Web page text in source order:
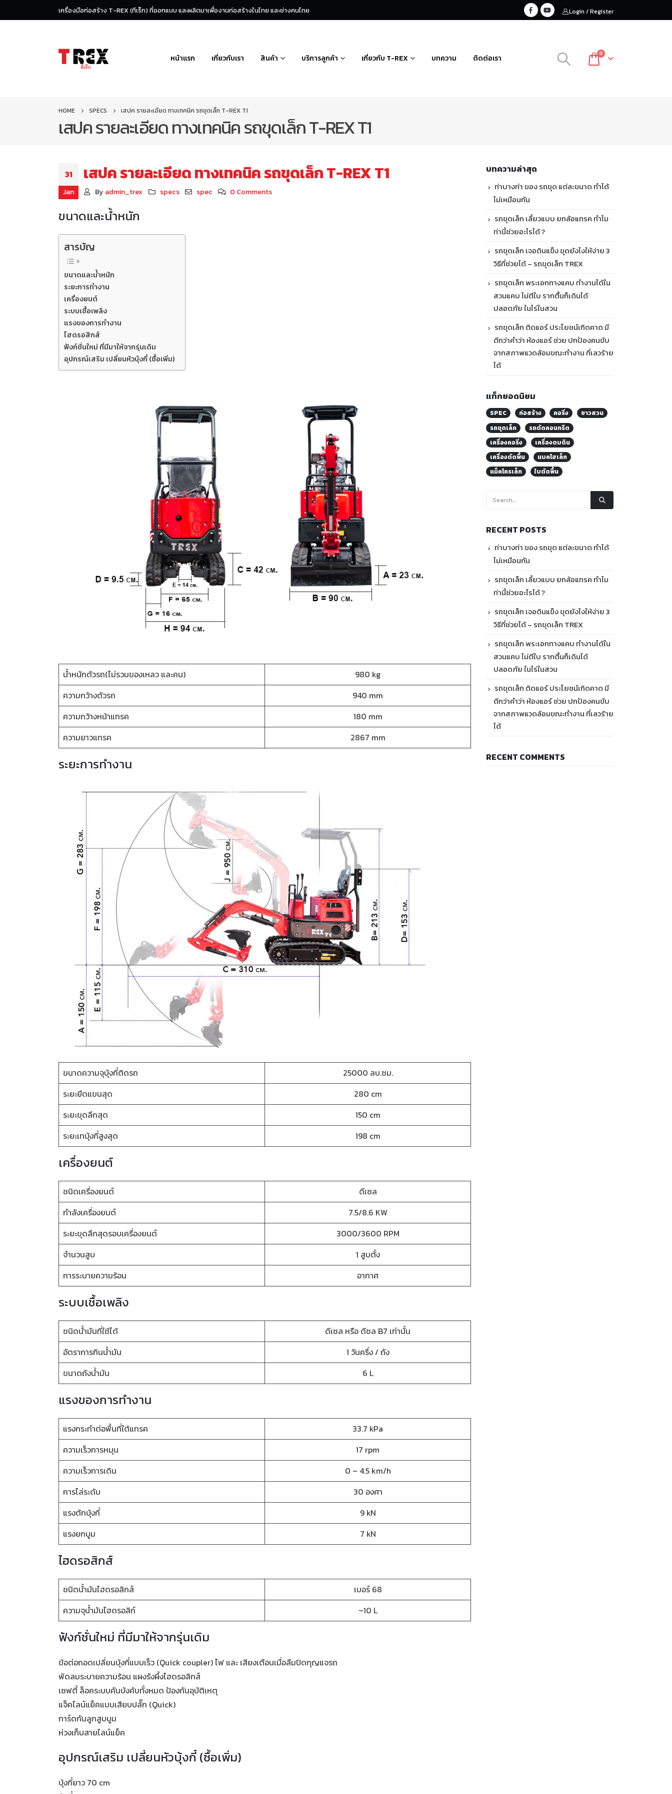
เครื่องมือก่อสร้าง T-REX (ทีเร็ก) ที่ออกแบบ และผลิตมาเพื่องานก่อสร้างในไทย และช่างคนไทย Login / Register
หน้าแรก เกี่ยวกับเรา สินค้า บริการลูกค้า เกี่ยวกับ T-REX บทความ ติดต่อเรา 0
HOME SPECS เสปค รายละเอียด ทางเทคนิค รถขุดเล็ก T-REX T1
เสปค รายละเอียด ทางเทคนิค รถขุดเล็ก T-REX T1
31
Jan
เสปค รายละเอียด ทางเทคนิค รถขุดเล็ก T-REX T1
By admin_trex specs spec 0 Comments
ขนาดและน้ำหนัก
สารบัญ
ขนาดและน้ำหนัก
ระยะการทำงาน
เครื่องยนต์
ระบบเชื้อเพลิง
แรงของการทำงาน
ไฮดรอสิกส์
ฟังก์ชั่นใหม่ ที่มีมาให้จากรุ่นเดิม
อุปกรณ์เสริม เปลี่ยนหัวบุ้งกี๋ (ซื้อเพิ่ม)
น้ำหนักตัวรถ(ไม่รวมของเหลว และคน)
980 kg
ความกว้างตัวรถ
940 mm
ความกว้างหน้าแทรค
180 mm
ความยาวแทรค
2867 mm
ระยะการทำงาน
ขนาดความจุบุ้งกี๋ติดรถ
25000 ลบ.ซม.
ระยะยืดแขนสุด
280 cm
ระยะขุดลึกสุด
150 cm
ระยะเทบุ้งกี๋สูงสุด
198 cm
เครื่องยนต์
ชนิดเครื่องยนต์
ดีเซล
กำลังเครื่องยนต์
7.5/8.6 KW
ระยะขุดลึกสุดรอบเครื่องยนต์
3000/3600 RPM
จำนวนสูบ
1 สูบตั้ง
การระบายความร้อน
อากาศ
ระบบเชื้อเพลิง
ชนิดน้ำมันที่ใช้ได้
ดีเซล หรือ ดีซล B7 เท่านั้น
อัตราการกินน้ำมัน
1 วันครึ่ง / ถัง
ขนาดถังน้ำมัน
6 L
แรงของการทำงาน
แรงกระทำต่อพื้นที่ใต้แทรค
33.7 kPa
ความเร็วการหมุน
17 rpm
ความเร็วการเดิน
0 – 4.5 km/h
การไล่ระดับ
30 องศา
แรงตักบุ้งกี๋
9 kN
แรงยกบูม
7 kN
ไฮดรอสิกส์
ชนิดน้ำมันไฮดรอลิกส์
เบอร์ 68
ความจุน้ำมันไฮดรอลิก์
~10 L
ฟังก์ชั่นใหม่ ที่มีมาให้จากรุ่นเดิม
ข้อต่อถอดเปลี่ยนบุ้งกี๋แบบเร็ว (Quick coupler) ไฟ และ เสียงเตือนเมื่อลืมปิดกุญแจรถ
พัดลมระบายความร้อน แผงรังผึ้งไฮดรอลิกส์
เซฟตี้ ล็อคระบบคันบังคับทั้งหมด ป้องกันอุบัติเหตุ
แจ็คไลน์แย็คแบบเสียบปลั๊ก (Quick)
การ์ดกันลูกสูบบูม
ห่วงเก็บสายไลน์แย็ค
อุปกรณ์เสริม เปลี่ยนหัวบุ้งกี๋ (ซื้อเพิ่ม)
บุ้งกี๋ยาว 70 cm
บทความล่าสุด
ท่าบางท่า ของ รถขุด แต่ละขนาด ทำได้
ไม่เหมือนกัน
รถขุดเล็ก เลี้ยวแบบ ยกล้อแทรค ทำไม
ท่านี้ช่วยอะไรได้ ?
รถขุดเล็ก เจอดินแข็ง ขุดยังไงให้ง่าย 3
วิธีที่ช่วยได้ – รถขุดเล็ก TREX
รถขุดเล็ก พระเอกทางแคบ ทำงานได้ใน
สวนแคบ ไม่ตีใบ รากตื้นก็เดินได้
ปลอดภัย ในไร่ในสวน
รถขุดเล็ก ติดแอร์ ประโยชน์เกิดคาด มี
ดีกว่าคำว่า ห้องแอร์ ช่วย ปกป้องคนขับ
จากสภาพแวดล้อมขณะทำงาน ที่เลวร้าย
ได้
แท็กยอดนิยม
SPEC ก่อสร้าง คอริ่ง
ชาวสวน
รถขุดเล็ก
รถตัดคอนกรีต
เครื่องคอริ่ง
เครื่องตบดิน
เครื่องตัดพื้น
แบคโฮเล็ก
แม็คโครเล็ก
ใบตัดพื้น
RECENT POSTS
ท่าบางท่า ของ รถขุด แต่ละขนาด ทำได้
ไม่เหมือนกัน
รถขุดเล็ก เลี้ยวแบบ ยกล้อแทรค ทำไม
ท่านี้ช่วยอะไรได้ ?
รถขุดเล็ก เจอดินแข็ง ขุดยังไงให้ง่าย 3
วิธีที่ช่วยได้ – รถขุดเล็ก TREX
รถขุดเล็ก พระเอกทางแคบ ทำงานได้ใน
สวนแคบ ไม่ตีใบ รากตื้นก็เดินได้
ปลอดภัย ในไร่ในสวน
รถขุดเล็ก ติดแอร์ ประโยชน์เกิดคาด มี
ดีกว่าคำว่า ห้องแอร์ ช่วย ปกป้องคนขับ
จากสภาพแวดล้อมขณะทำงาน ที่เลวร้าย
ได้
RECENT COMMENTS